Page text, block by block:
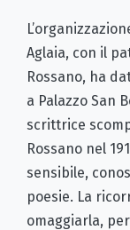
Aglaia, con il
Rossano, ha
a Palazzo San
scrittrice
Rossano nel
sensibile,
poesie. La
omaggiarla,